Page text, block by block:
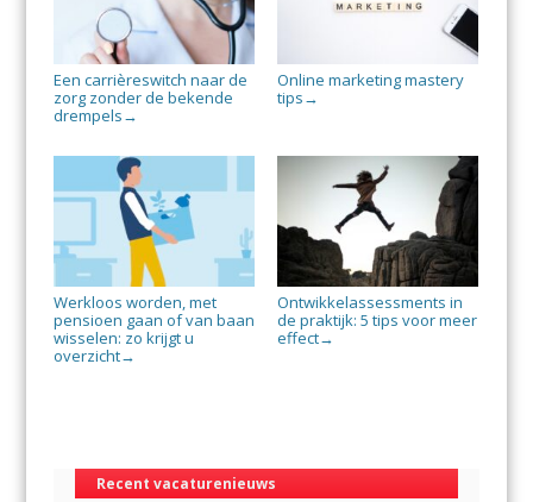
Een carrièreswitch naar de
zorg zonder de bekende
drempels →
Online marketing mastery
tips →
Werkloos worden, met
pensioen gaan of van baan
wisselen: zo krijgt u
overzicht→
Ontwikkelassessments in
de praktijk: 5 tips voor meer
effect→
Recent vacaturenieuws